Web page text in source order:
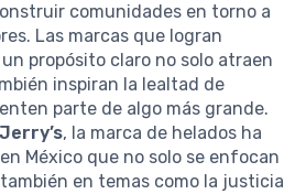
comunidades en torno a
Las marcas que logran
propósito claro no solo atraen
inspiran la lealtad de
parte de algo más grande.
, la marca de helados ha
México que no solo se enfocan
en temas como la justicia